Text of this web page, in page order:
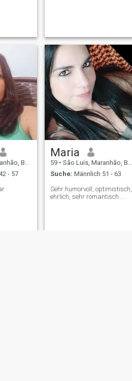
Brasilien
- 57
Maria
59 • São Luís, Maranhão, Brasilien
Suche: Männlich 51 - 63
Sehr humorvoll, optimistisch,
ehrlich, sehr romantisch ...